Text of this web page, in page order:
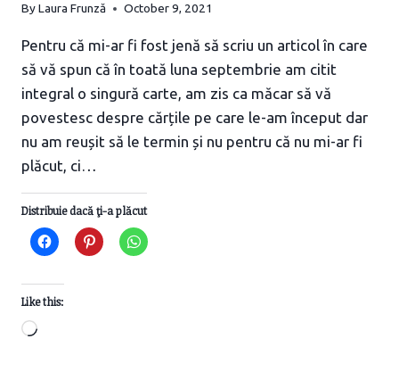
ByLaura Frunză October 9, 2021
Pentru că mi-ar fi fost jenă să scriu un articol în care
să vă spun că în toată luna septembrie am citit
integral o singură carte, am zis ca măcar să vă
povestesc despre cărțile pe care le-am început dar
nu am reușit să le termin și nu pentru că nu mi-ar fi
plăcut, ci…
Distribuie dacă ţi-a plăcut
Like this:
Loading…